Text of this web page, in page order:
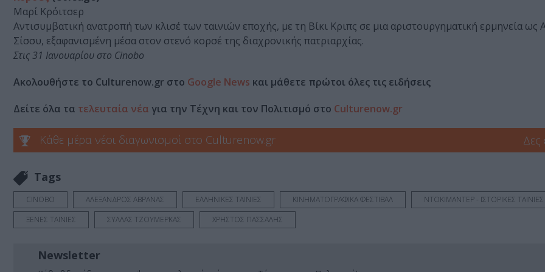
Μαρί Κρόιτσερ
Αντισυμβατική ανατροπή των κλισέ των ταινιών εποχής, με τη Βίκι Κριπς σε μια αριστουργηματική ερμηνεία ως
Σίσσυ, εξαφανισμένη μέσα στον στενό κορσέ της διαχρονικής πατριαρχίας.
Στις 31 Ιανουαρίου στο Cinobo
Ακολουθήστε το Culturenow.gr στο Google News και μάθετε πρώτοι όλες τις ειδήσεις
Δείτε όλα τα τελευταία νέα για την Τέχνη και τον Πολιτισμό στο Culturenow.gr
Κάθε μέρα νέοι διαγωνισμοί στο Culturenow.gr Δες
Tags
CINOBO ΑΛΕΞΑΝΔΡΟΣ ΑΒΡΑΝΑΣ ΕΛΛΗΝΙΚΕΣ ΤΑΙΝΙΕΣ ΚΙΝΗΜΑΤΟΓΡΑΦΙΚΑ ΦΕΣΤΙΒΑΛ
ΝΤΟΚΙΜΑΝΤΕΡ - ΙΣΤΟΡΙΚΕΣ ΤΑΙΝΙΕΣ
ΞΕΝΕΣ ΤΑΙΝΙΕΣ
ΣΥΛΛΑΣ ΤΖΟΥΜΕΡΚΑΣ ΧΡΗΣΤΟΣ ΠΑΣΣΑΛΗΣ
Newsletter